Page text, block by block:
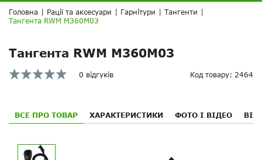
Статті
Головна Рації та аксесуари Гарнітури Тангенти
Тангента RWM M360M03
Тангента RWM M360M03
0 відгуків Код товару: 2464
ВСЕ ПРО ТОВАР ХАРАКТЕРИСТИКИ ФОТО І ВІДЕО